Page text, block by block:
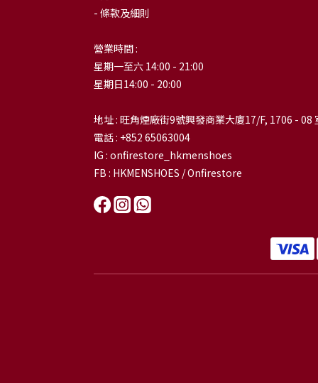
- 條款及細則
營業時間 :
星期一至六 14:00 - 21:00
星期日14:00 - 20:00
地址 : 旺角煙廠街9號興發商業大廈17/F, 1706 - 08
電話 : +852 65063004
IG : onfirestore_hkmenshoes
FB : HKMENSHOES / Onfirestore